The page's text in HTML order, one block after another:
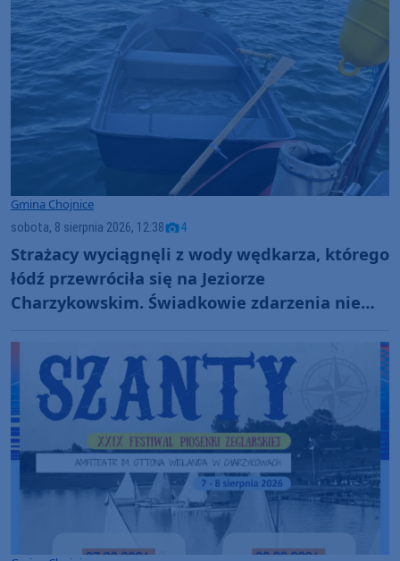
Gmina Chojnice
sobota, 8 sierpnia 2026, 12:38 4
Strażacy wyciągnęli z wody wędkarza, którego
łódź przewróciła się na Jeziorze
Charzykowskim. Świadkowie zdarzenia nie